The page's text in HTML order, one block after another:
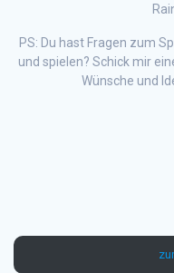
PS: Du hast Fragen zum
und spielen? Schick mir
Wünsche und